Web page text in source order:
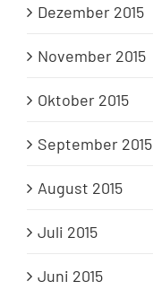
Dezember 2015
November 2015
Oktober 2015
September 2015
August 2015
Juli 2015
Juni 2015